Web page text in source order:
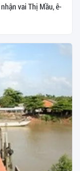
vai Thị Mầu, ê-